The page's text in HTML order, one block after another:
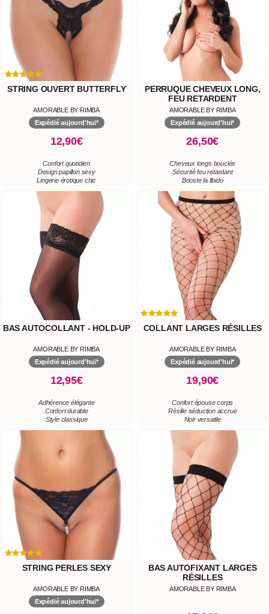
STRING OUVERT BUTTERFLY
AMORABLE BY RIMBA
Expédié aujourd'hui*
12,90€
Confort quotidien
Design papillon sexy
Lingerie érotique chic
PERRUQUE CHEVEUX LONG,
FEU RETARDENT
AMORABLE BY RIMBA
Expédié aujourd'hui*
26,50€
Cheveux longs bouclés
Sécurité feu retardant
Booste la libido
BAS AUTOCOLLANT - HOLD-UP
AMORABLE BY RIMBA
Expédié aujourd'hui*
12,95€
Adhérence élégante
Confort durable
Style classique
COLLANT LARGES RÉSILLES
AMORABLE BY RIMBA
Expédié aujourd'hui*
19,90€
Confort épouse corps
Résille séduction accrue
Noir versatile
STRING PERLES SEXY
AMORABLE BY RIMBA
Expédié aujourd'hui*
BAS AUTOFIXANT LARGES
RÉSILLES
AMORABLE BY RIMBA